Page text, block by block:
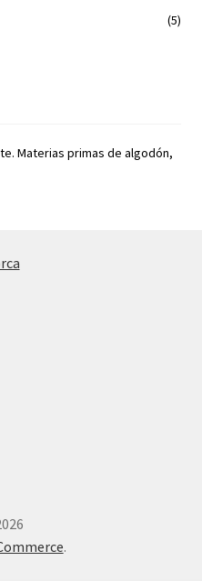
(5)
Materias primas de algodón,
.